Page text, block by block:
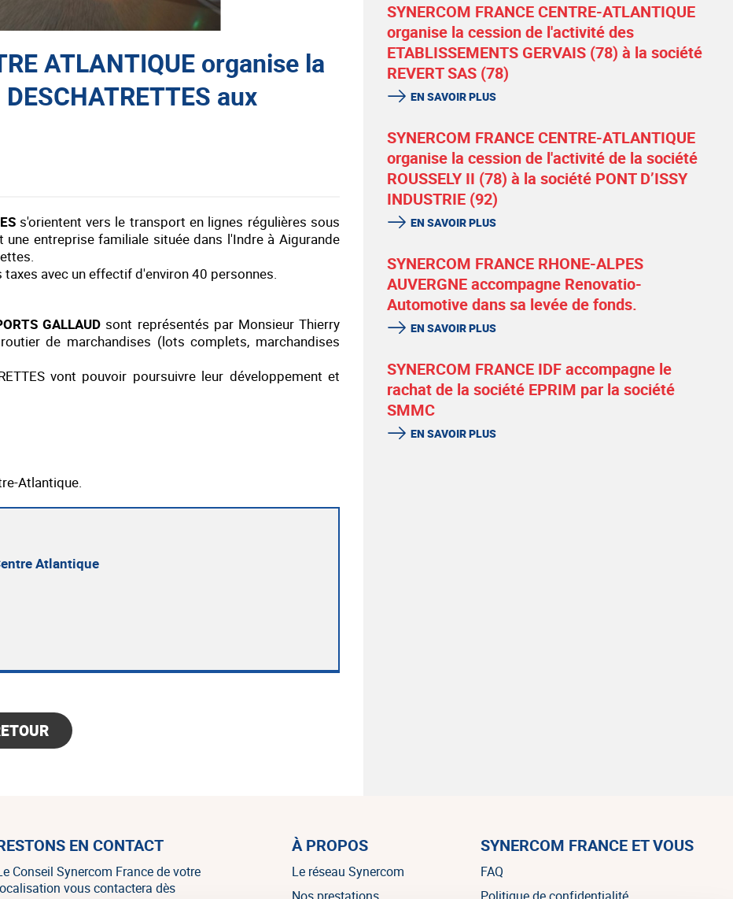
ATLANTIQUE organise la
aux
s'orientent vers le transport en lignes régulières sous
entreprise familiale située dans l'Indre à Aigurande
avec un effectif d'environ 40 personnes.
GALLAUD sont représentés par Monsieur Thierry
de marchandises (lots complets, marchandises
vont pouvoir poursuivre leur développement et
Atlantique.
Atlantique
SYNERCOM FRANCE CENTRE-ATLANTIQUE
organise la cession de l'activité des
ETABLISSEMENTS GERVAIS (78) à la société
REVERT SAS (78)
EN SAVOIR PLUS
SYNERCOM FRANCE CENTRE-ATLANTIQUE
organise la cession de l'activité de la société
ROUSSELY II (78) à la société PONT D’ISSY
INDUSTRIE (92)
EN SAVOIR PLUS
SYNERCOM FRANCE RHONE-ALPES
AUVERGNE accompagne Renovatio-
Automotive dans sa levée de fonds.
EN SAVOIR PLUS
SYNERCOM FRANCE IDF accompagne le
rachat de la société EPRIM par la société
SMMC
EN SAVOIR PLUS
EN CONTACT
Conseil Synercom France de votre
vous contactera dès
À PROPOS
Le réseau Synercom
SYNERCOM FRANCE ET VOUS
FAQ